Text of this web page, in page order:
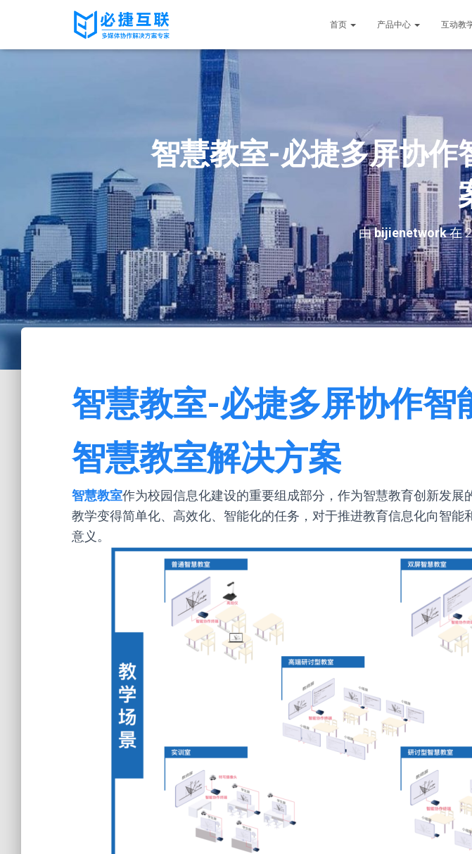
首页 产品中心 互动教
智慧教室-必捷多屏协作
由bijienetwork在
智慧教室-必捷多屏协作智
智慧教室解决方案​
智慧教室作为校园信息化建设的重要组成部分，作为智慧教育创新发展
教学变得简单化、高效化、智能化的任务，对于推进教育信息化向智能
意义。